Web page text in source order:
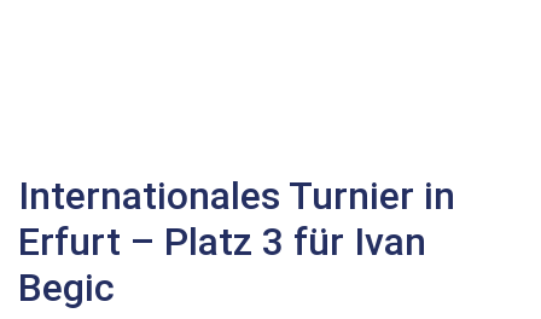
Internationales Turnier in
Erfurt – Platz 3 für Ivan
Begic